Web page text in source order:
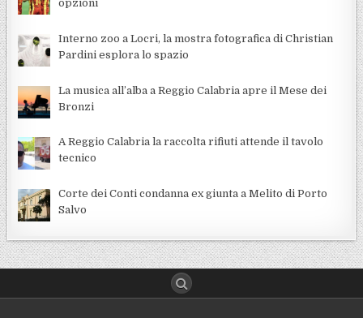
opzioni
Interno zoo a Locri, la mostra fotografica di Christian
Pardini esplora lo spazio
La musica all’alba a Reggio Calabria apre il Mese dei
Bronzi
A Reggio Calabria la raccolta rifiuti attende il tavolo
tecnico
Corte dei Conti condanna ex giunta a Melito di Porto
Salvo